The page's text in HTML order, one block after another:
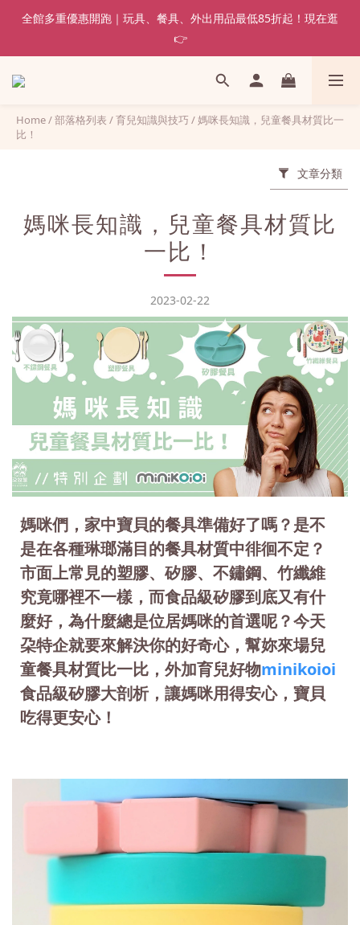
全館多重優惠開跑｜玩具、餐具、外出用品最低85折起！現在逛
👉
Home/部落格列表 /育兒知識與技巧 / 媽咪長知識，兒童餐具材質比一
比！
文章分類
媽咪長知識，兒童餐具材質比
一比！
2023-02-22
媽咪們，家中寶貝的餐具準備好了嗎？是不
是在各種琳瑯滿目的餐具材質中徘徊不定？
市面上常見的塑膠、矽膠、不鏽鋼、竹纖維
究竟哪裡不一樣，而食品級矽膠到底又有什
麼好，為什麼總是位居媽咪的首選呢？今天
朶特企就要來解決你的好奇心，幫妳來場兒
童餐具材質比一比，外加育兒好物minikoioi
食品級矽膠大剖析，讓媽咪用得安心，寶貝
吃得更安心！